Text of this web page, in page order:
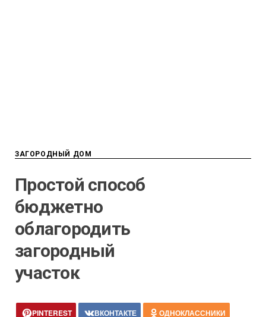
ЗАГОРОДНЫЙ ДОМ
Простой способ
бюджетно
облагородить
загородный
участок
PINTEREST ВКОНТАКТЕ ОДНОКЛАССНИКИ